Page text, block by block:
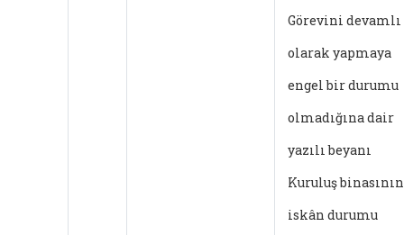
Görevini devamlı
olarak yapmaya
engel bir durumu
olmadığına dair
yazılı beyanı
Kuruluş binasının
iskân durumu